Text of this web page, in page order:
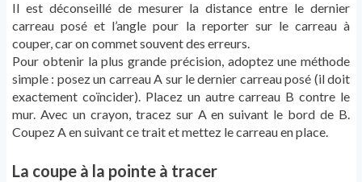
Il est déconseillé de mesurer la distance entre le dernier
carreau posé et l’angle pour la reporter sur le carreau à
couper, car on commet souvent des erreurs.
Pour obtenir la plus grande précision, adoptez une méthode
simple : posez un carreau A sur le dernier carreau posé (il doit
exactement coïncider). Placez un autre carreau B contre le
mur. Avec un crayon, tracez sur A en suivant le bord de B.
Coupez A en suivant ce trait et mettez le carreau en place.
La coupe à la pointe à tracer